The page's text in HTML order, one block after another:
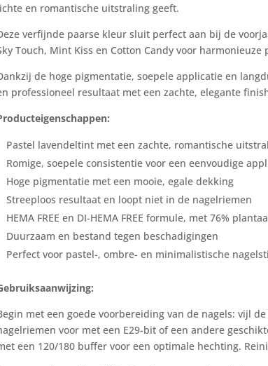
en romantische uitstraling geeft.
verfijnde paarse kleur sluit perfect aan bij de
Touch, Mint Kiss en Cotton Candy voor harmonieuze
de hoge pigmentatie, soepele applicatie en
professioneel resultaat met een zachte, elegante
Pastel lavendeltint met een zachte, romantische
Romige, soepele consistentie voor een eenvoudige
Hoge pigmentatie met een mooie, egale dekking
Streeploos resultaat en loopt niet in de nagelriemen
HEMA FREE en DI-HEMA FREE formule, met 76%
Duurzaam en bestand tegen beschadigingen
Perfect voor pastel-, ombre- en minimalistische
met een goede voorbereiding van de nagels: vijl
voor met een E29-bit of een andere
een 120/180 buffer voor een optimale hechting.